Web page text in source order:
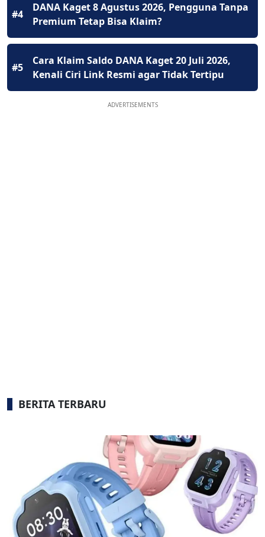
#4
DANA Kaget 8 Agustus 2026, Pengguna Tanpa
Premium Tetap Bisa Klaim?
#5
Cara Klaim Saldo DANA Kaget 20 Juli 2026,
Kenali Ciri Link Resmi agar Tidak Tertipu
ADVERTISEMENTS
BERITA TERBARU